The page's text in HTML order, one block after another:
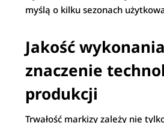
myślą o kilku sezonach
Jakość
znaczenie
produkcji
Trwałość markizy zależy nie